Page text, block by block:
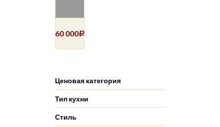
60 000Р
Ценовая категория
Тип кухни
Стиль